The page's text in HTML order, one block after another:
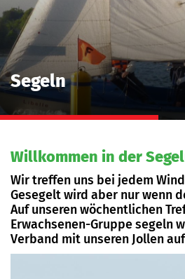
Segeln
Willkommen in der
Wir treffen uns bei jedem
Gesegelt wird aber nur wenn
Auf unseren wöchentlichen
Erwachsenen-Gruppe segeln
Verband mit unseren Jollen